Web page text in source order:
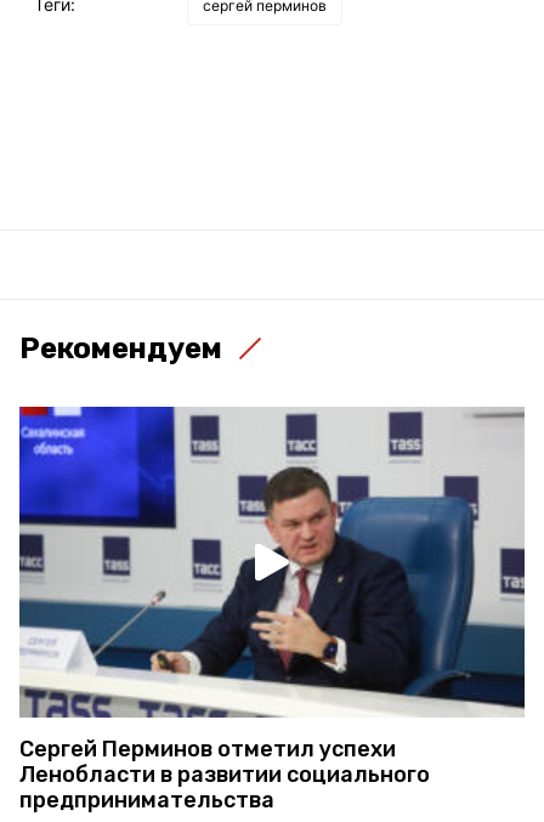
сергей перминов
Рекомендуем
Сергей Перминов отметил успехи
Ленобласти в развитии социального
предпринимательства